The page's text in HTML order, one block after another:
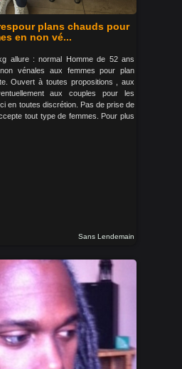
plans chauds pour
en non vé...
allure : normal Homme de 52 ans
vénales aux femmes pour plan
Ouvert à toutes propositions , aux
aux couples pour les
en toutes discrétion. Pas de prise de
tout type de femmes. Pour plus
Sans Lendemain